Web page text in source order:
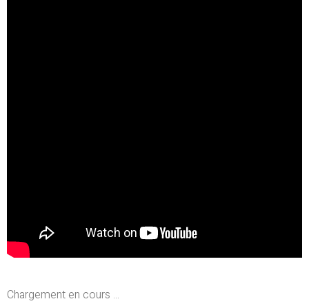
Chargement en cours ...